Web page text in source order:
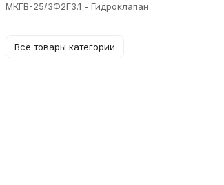
МКГВ-25/3Ф2ГЗ.1 - Гидроклапан
Все товары категории